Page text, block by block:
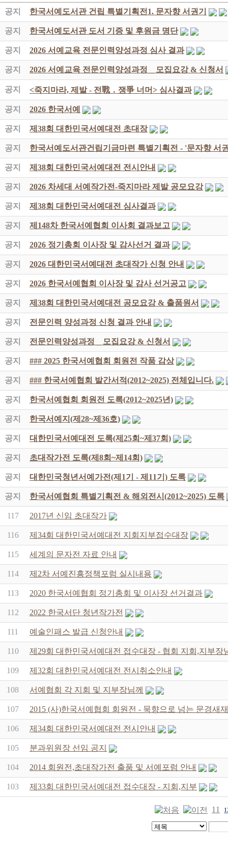
공지 한국서예도서관 건립 특별기획전1. 문자향 서권기
공지 한국서예도서관 도서 기증 및 후원금 명단
공지 2026 서예교육 전문인력양성과정 심사 결과
공지 2026 서예교육 전문인력양성과정 _ 모집요강 & 신청서
공지 <죽지마라, 제발 - 전戰 ․ 쟁爭 너머> 심사결과
공지 2026 한국서예
공지 제38회 대한민국서예대전 초대장
공지 한국서예도서관건립기금마련 특별기획전 - '문자향 서
공지 제38회 대한민국서예대전 전시안내
공지 2026 차세대 서예작가전-죽지마라 제발 공모요강
공지 제38회 대한민국서예대전 심사결과
공지 제148차 한국서예협회 이사회 결과보고
공지 2026 정기총회 이사장 및 감사선거 결과
공지 2026 대한민국서예대전 초대작가 신청 안내
공지 2026 한국서예협회 이사장 및 감사 선거공고
공지 제38회 대한민국서예대전 공모요강 & 출품원서
공지 전문인력 양성과정 신청 결과 안내
공지 전문인력양성과정 _ 모집요강 & 신청서
공지 ### 2025 한국서예협회 회원전 작품 감상
공지 ### 한국서예협회 발간서적(2012~2025) 전체입니다.
공지 한국서예협회 회원전 도록(2012~2025년)
공지 한국서예지(제28~제36호)
공지 대한민국서예대전 도록(제25회~제37회)
공지 초대작가전 도록(제8회~제14회)
공지 대한민국청년서예가전(제1기 - 제11기) 도록
공지 한국서예협회 특별기획전 & 해외전시(2012~2025) 도록
117 2017년 신임 초대작가
116 제34회 대한민국서예대전 지회지부접수대장
115 세계의 문자전 자료 안내
114 제2차 서예진흥정책포럼 실시내용
113 2020 한국서예협회 정기총회 및 이사장 선거결과
112 2022 한국서단 청년작가전
111 예술인패스 발급 신청안내
110 제29회 대한민국서예대전 접수대장 - 협회 지회,지부장
109 제32회 대한민국서예대전 전시취소안내
108 서예협회 각 지회 및 지부장님께
107 2015 (사)한국서예협회 회원전 - 묵향으로 넘는 문경새
106 제34회 대한민국서예대전 전시안내
105 분과위원장 선임 공지
104 2014 회원전,초대작가전 출품 및 서예포럼 안내
103 제33회 대한민국서예대전 접수대장 - 지회,지부
11